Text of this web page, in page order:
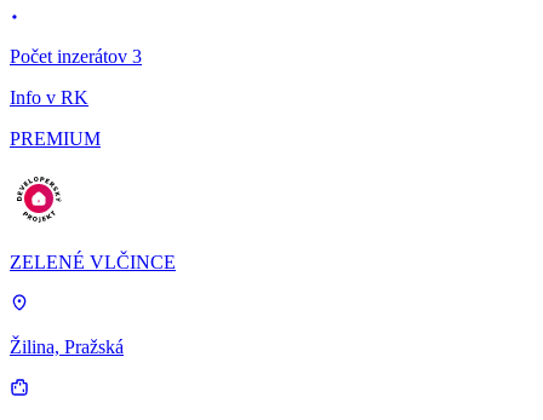
Počet inzerátov 3
Info v RK
PREMIUM
ZELENÉ VLČINCE
Žilina, Pražská